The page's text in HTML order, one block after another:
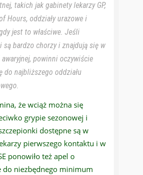
takich jak gabinety lekarzy GP,
Hours, oddziały urazowe i
jest to właściwe. Jeśli
są bardzo chorzy i znajdują się w
powinni oczywiście
do najbliższego oddziału
że wciąż można się
grypie sezonowej i
dostępne są w
pierwszego kontaktu i w
ponowiło też apel o
do niezbędnego minimum